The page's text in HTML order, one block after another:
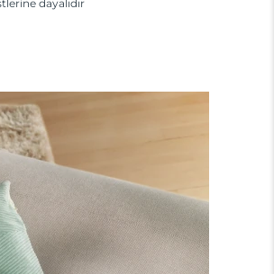
dayalıdır